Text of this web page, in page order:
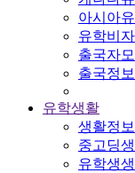
아시아
유학비
출국자
출국정
유학생활
생활정
중고딩생
유학생생